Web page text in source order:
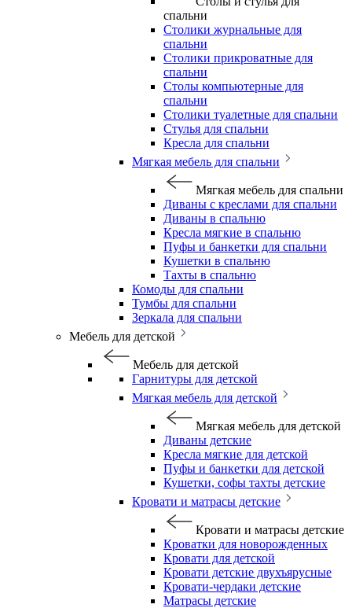
спальни
Столики журнальные для
спальни
Столики прикроватные для
спальни
Столы компьютерные для
спальни
Столики туалетные для спальни
Стулья для спальни
Кресла для спальни
Мягкая мебель для спальни
Мягкая мебель для спальни
Диваны с креслами для спальни
Диваны в спальню
Кресла мягкие в спальню
Пуфы и банкетки для спальни
Кушетки в спальню
Тахты в спальню
Комоды для спальни
Тумбы для спальни
Зеркала для спальни
Мебель для детской
Мебель для детской
Гарнитуры для детской
Мягкая мебель для детской
Мягкая мебель для детской
Диваны детские
Кресла мягкие для детской
Пуфы и банкетки для детской
Кушетки, софы тахты детские
Кровати и матрасы детские
Кровати и матрасы детские
Кроватки для новорожденных
Кровати для детской
Кровати детские двухъярусные
Кровати-чердаки детские
Матрасы детские